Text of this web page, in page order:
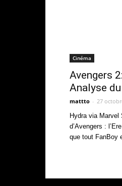
Cinéma
Avengers
Analyse
mattto - 27
Hydra via
d’Avengers :
que tout FanBoy